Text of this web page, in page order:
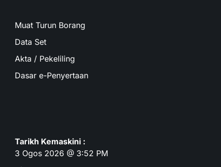
Muat Turun Borang
Data Set
Akta / Pekeliling
Dasar e-Penyertaan
Tarikh Kemaskini :
3 Ogos 2026 @ 3:52 PM